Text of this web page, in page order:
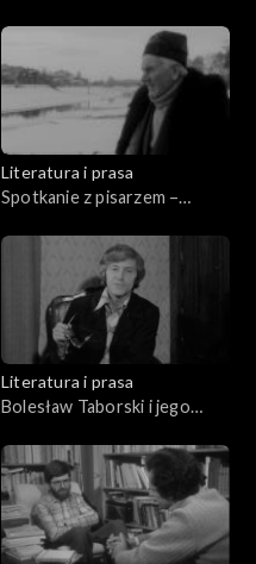
Literatura i prasa
Spotkanie z pisarzem –
Literatura i prasa
Bolesław Taborski i jego